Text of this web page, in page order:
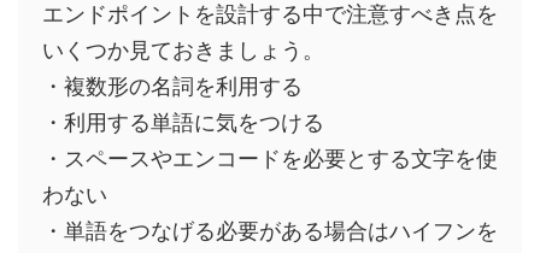
エンドポイントを設計する中で注意すべき点を
いくつか見ておきましょう。
・複数形の名詞を利用する
・利用する単語に気をつける
・スペースやエンコードを必要とする文字を使
わない
・単語をつなげる必要がある場合はハイフンを